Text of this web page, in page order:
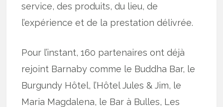
service, des produits, du lieu, de
l’expérience et de la prestation délivrée.
Pour l’instant, 160 partenaires ont déjà
rejoint Barnaby comme le Buddha Bar, le
Burgundy Hôtel, l’Hôtel Jules & Jim, le
Maria Magdalena, le Bar à Bulles, Les